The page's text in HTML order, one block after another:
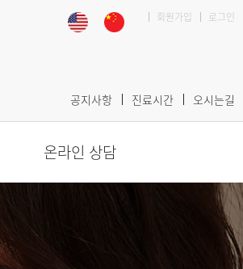
회원가입 로그인
공지사항 진료시간 오시는길
온라인 상담